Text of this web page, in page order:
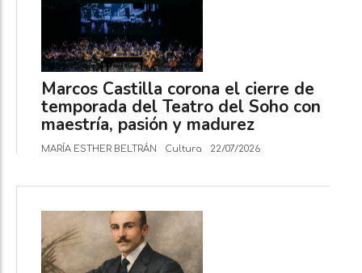
Marcos Castilla corona el cierre de
temporada del Teatro del Soho con
maestría, pasión y madurez
MARÍA ESTHER BELTRÁN Cultura 22/07/2026